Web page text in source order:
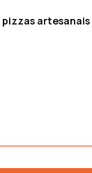
artesanais